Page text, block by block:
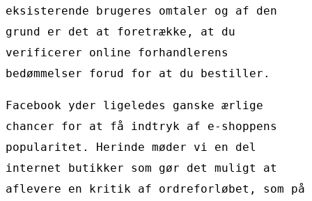
eksisterende brugeres omtaler og af den
grund er det at foretrække, at du
verificerer online forhandlerens
bedømmelser forud for at du bestiller.
Facebook yder ligeledes ganske ærlige
chancer for at få indtryk af e-shoppens
popularitet. Herinde møder vi en del
internet butikker som gør det muligt at
aflevere en kritik af ordreforløbet, som på